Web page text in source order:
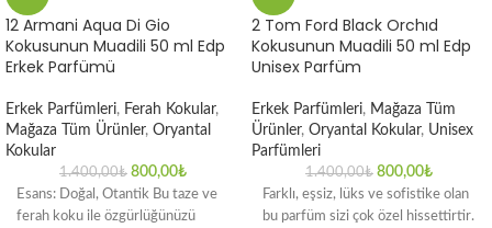
12 Armani Aqua Di Gio
Kokusunun Muadili 50 ml Edp
Erkek Parfümü
Erkek Parfümleri, Ferah Kokular,
Mağaza Tüm Ürünler, Oryantal
Kokular
1.400,00₺ 800,00₺
Esans: Doğal, Otantik Bu taze ve
ferah koku ile özgürlüğünüzü
2 Tom Ford Black Orchıd
Kokusunun Muadili 50 ml Edp
Unisex Parfüm
Erkek Parfümleri, Mağaza Tüm
Ürünler, Oryantal Kokular, Unisex
Parfümleri
1.400,00₺ 800,00₺
Farklı, eşsiz, lüks ve sofistike olan
bu parfüm sizi çok özel hissettirtir.